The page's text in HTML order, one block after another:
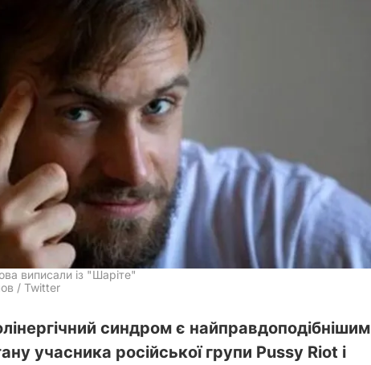
виписали із "Шаріте"
/ Twitter
синдром є найправдоподібнішим
учасника російської групи Pussy Riot і